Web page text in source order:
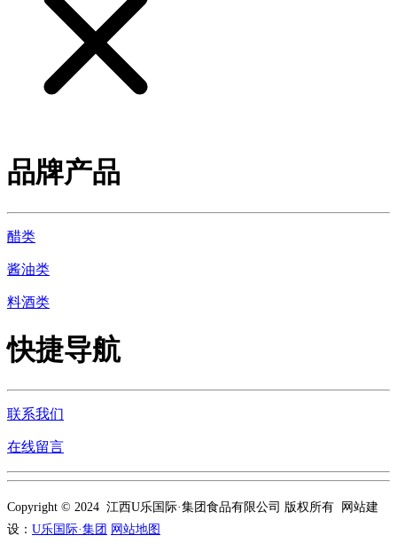
品牌产品
醋类
酱油类
料酒类
快捷导航
联系我们
在线留言
Copyright © 2024 江西U乐国际·集团食品有限公司 版权所有 网站建
设： U乐国际·集团 网站地图